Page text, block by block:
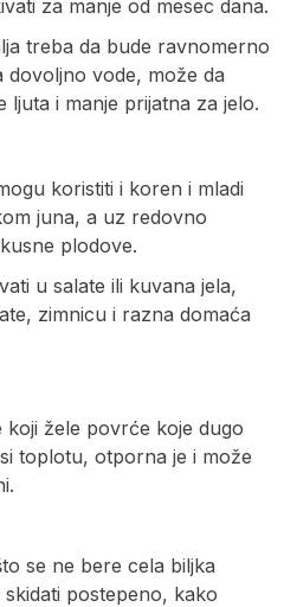
za manje od mesec dana.
treba da bude ravnomerno
vode, može da
ljuta i manje prijatna za jelo.
koristiti i koren i mladi
juna, a uz redovno
plodove.
u salate ili kuvana jela,
zimnicu i razna domaća
žele povrće koje dugo
toplotu, otporna je i može
se ne bere cela biljka
postepeno, kako